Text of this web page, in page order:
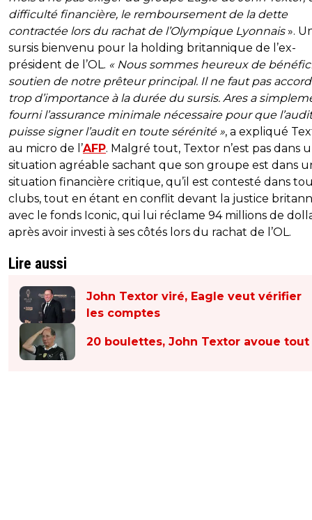
difficulté financière, le remboursement de la dette
contractée lors du rachat de l’Olympique Lyonnais».
sursis bienvenu pour la holding britannique de l’ex-
président de l’OL. « Nous sommes heureux de
soutien de notre prêteur principal. Il ne faut pas
trop d’importance à la durée du sursis. Ares a
fourni l’assurance minimale nécessaire pour que
puisse signer l’audit en toute sérénité », a expliqué
au micro de l’AFP. Malgré tout, Textor n’est pas dans
situation agréable sachant que son groupe est dans
situation financière critique, qu’il est contesté dans
clubs, tout en étant en conflit devant la justice
avec le fonds Iconic, qui lui réclame 94 millions de
après avoir investi à ses côtés lors du rachat de l’OL.
Lire aussi
John Textor viré, Eagle veut vérifier
les comptes
20 boulettes, John Textor avoue tout